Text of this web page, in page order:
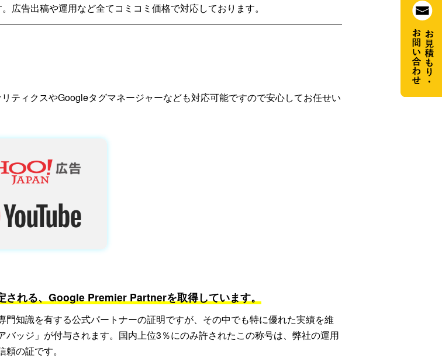
告出稿や運用など全てコミコミ価格で対応しております。
ティクスやGoogleタグマネージャーなども対応可能ですので安心してお任せい
れる、Google Premier Partnerを取得しています。
知識を有する公式パートナーの証明ですが、その中でも特に優れた実績を維
ッジ」が付与されます。国内上位3％にのみ許されたこの称号は、弊社の運用
の証です。